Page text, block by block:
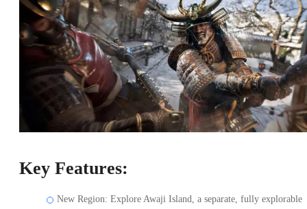
Key Features:
New Region: Explore Awaji Island, a separate, fully explorable